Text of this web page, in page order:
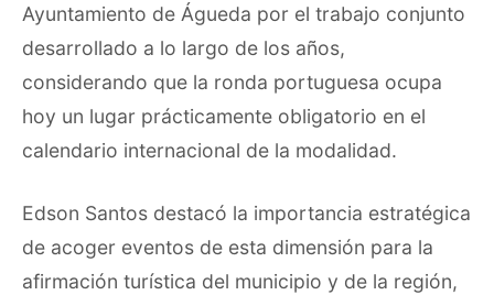
Ayuntamiento de Águeda por el trabajo conjunto
desarrollado a lo largo de los años,
considerando que la ronda portuguesa ocupa
hoy un lugar prácticamente obligatorio en el
calendario internacional de la modalidad.
Edson Santos destacó la importancia estratégica
de acoger eventos de esta dimensión para la
afirmación turística del municipio y de la región,